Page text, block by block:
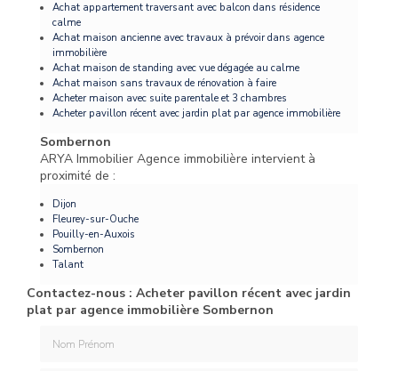
Achat appartement traversant avec balcon dans résidence
calme
Achat maison ancienne avec travaux à prévoir dans agence
immobilière
Achat maison de standing avec vue dégagée au calme
Achat maison sans travaux de rénovation à faire
Acheter maison avec suite parentale et 3 chambres
Acheter pavillon récent avec jardin plat par agence immobilière
Sombernon
ARYA Immobilier Agence immobilière intervient à
proximité de :
Dijon
Fleurey-sur-Ouche
Pouilly-en-Auxois
Sombernon
Talant
Contactez-nous : Acheter pavillon récent avec jardin
plat par agence immobilière Sombernon